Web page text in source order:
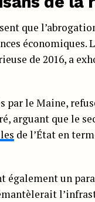
que
économiques.
de 2016, a
par le Maine,
arguant que le
de l’État en
également un